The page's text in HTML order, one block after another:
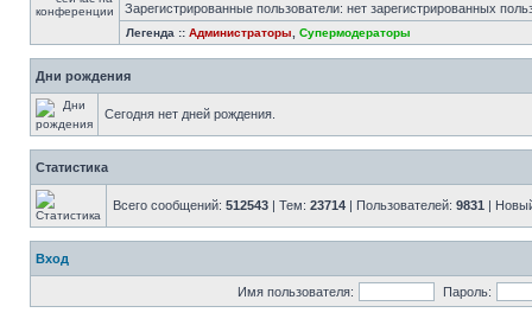
Зарегистрированные пользователи: нет зарегистрированных
Легенда :: Администраторы Супермодераторы
Дни рождения
Сегодня нет дней рождения.
Статистика
Всего сообщений: 512543 | Тем: 23714 | Пользователей: 9831 |
Вход
Имя пользователя: Пароль: